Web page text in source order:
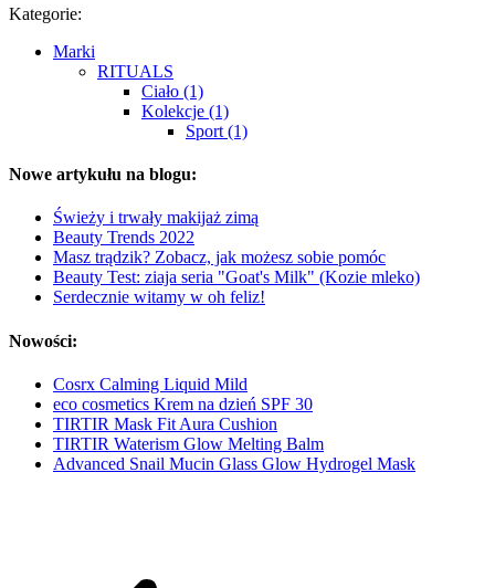
Kategorie:
Marki
RITUALS
Ciało (1)
Kolekcje (1)
Sport (1)
Nowe artykułu na blogu:
Świeży i trwały makijaż zimą
Beauty Trends 2022
Masz trądzik? Zobacz, jak możesz sobie pomóc
Beauty Test: ziaja seria "Goat's Milk" (Kozie mleko)
Serdecznie witamy w oh feliz!
Nowości:
Cosrx Calming Liquid Mild
eco cosmetics Krem na dzień SPF 30
TIRTIR Mask Fit Aura Cushion
TIRTIR Waterism Glow Melting Balm
Advanced Snail Mucin Glass Glow Hydrogel Mask